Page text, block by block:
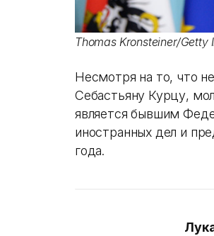
Thomas Kronsteiner/Getty
Несмотря на то, что
Себастьяну Курцу,
является бывшим
иностранных дел и
года.